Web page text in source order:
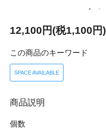
12,100円(税1,100円)
この商品のキーワード
SPACE AVAILABLE
商品説明
個数